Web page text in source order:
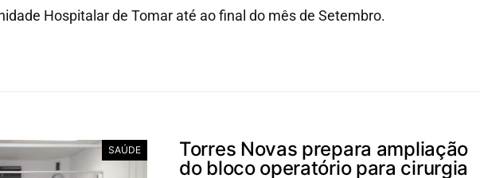
Hospitalar de Tomar até ao final do mês de Setembro.
SAÚDE
Torres Novas prepara ampliação
do bloco operatório para cirurgia